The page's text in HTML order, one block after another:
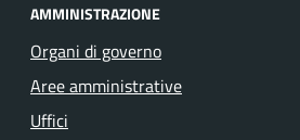
AMMINISTRAZIONE
Organi di governo
Aree amministrative
Uffici